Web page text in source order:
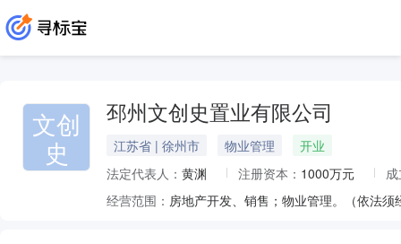
文创
史
邳州文创史置业有限公司
江苏省 | 徐州市 物业管理
开业
法定代表人： 黄渊 注册资本： 1000万元
经营范围： 房地产开发、销售；物业管理。（依法